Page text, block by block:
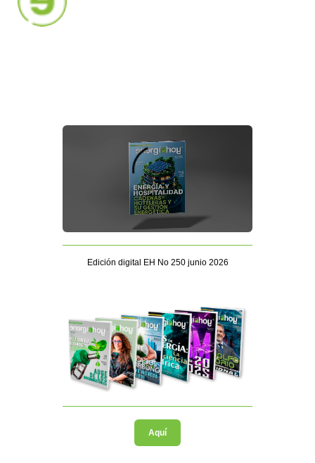
Edición digital EH No 250 junio 2026
Aquí